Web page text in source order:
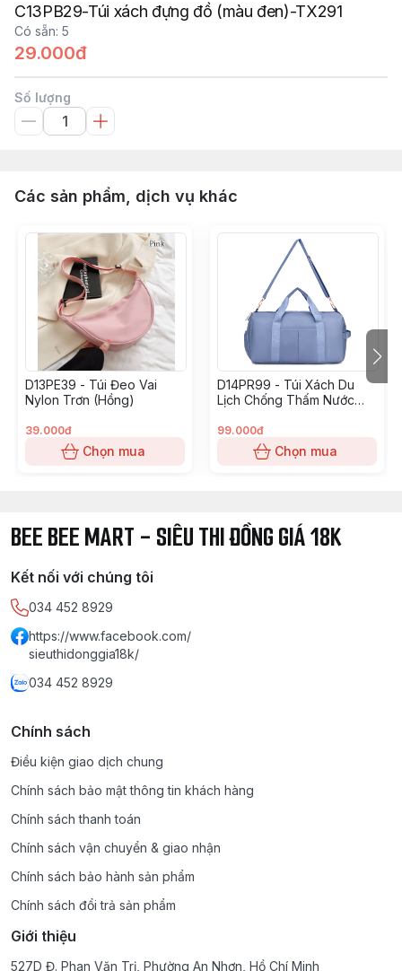
C13PB29-Túi xách đựng đồ (màu đen)-TX291
Có sẵn: 5
29.000đ
Số lượng
Các sản phẩm, dịch vụ khác
D13PE39 - Túi Đeo Vai
Nylon Trơn (Hồng)
39.000đ
Chọn mua
D14PR99 - Túi Xách Du
Lịch Chống Thấm Nước
99.000đ
Chọn mua
BEE BEE MART - SIÊU THI ĐỒNG GIÁ 18K
Kết nối với chúng tôi
034 452 8929
https://www.facebook.com/
sieuthidonggia18k/
034 452 8929
Chính sách
Điều kiện giao dịch chung
Chính sách bảo mật thông tin khách hàng
Chính sách thanh toán
Chính sách vận chuyển & giao nhận
Chính sách bảo hành sản phẩm
Chính sách đổi trả sản phẩm
Giới thiệu
527D Đ. Phan Văn Trị, Phường An Nhơn, Hồ Chí Minh